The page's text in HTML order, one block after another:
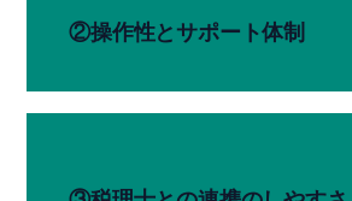
②操作性とサポート体制